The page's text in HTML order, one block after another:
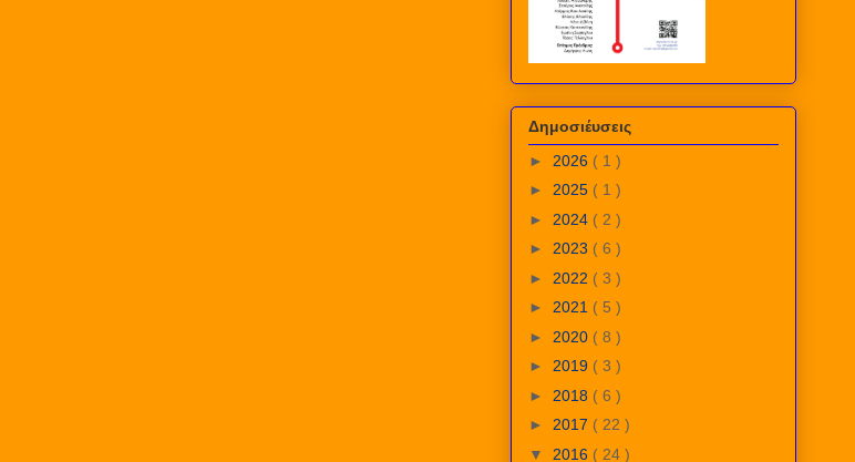
Δημοσιέυσεις
► 2026 ( 1 )
► 2025 ( 1 )
► 2024 ( 2 )
► 2023 ( 6 )
► 2022 ( 3 )
► 2021 ( 5 )
► 2020 ( 8 )
► 2019 ( 3 )
► 2018 ( 6 )
► 2017 ( 22 )
▼ 2016 ( 24 )